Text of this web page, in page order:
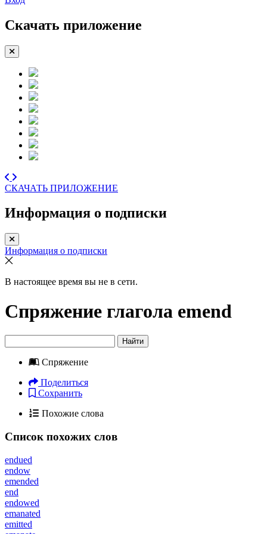
Скачать приложение
СКАЧАТЬ ПРИЛОЖЕНИЕ
Информация о подписки
Информация о подписки
В настоящее время вы не в сети.
Спряжение глагола emend
Найти
Спряжение
Поделиться
Сохранить
Похожие слова
Список похожих слов
endued
endow
emended
end
endowed
emanated
emitted